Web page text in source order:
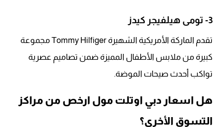
3- تومى هيلفيجر كيدز
تقدم الماركة الأمريكية الشهيرة Tommy Hilfiger مجموعة
كبيرة من ملابس الأطفال المميزة ضمن تصاميم عصرية
تواكب أحدث صيحات الموضة.
هل اسعار دبي اوتلت مول ارخص من مراكز
التسوق الأخرى؟